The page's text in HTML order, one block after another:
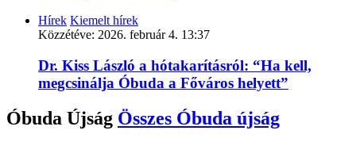
Hírek Kiemelt hírek
Közzétéve: 2026. február 4. 13:37
Dr. Kiss László a hótakarításról: “Ha kell,
megcsinálja Óbuda a Főváros helyett”
Óbuda Újság Összes Óbuda újság